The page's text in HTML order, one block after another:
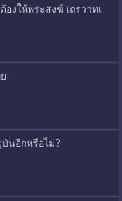
ให้พระสงฆ์ เถรวาทเ
นอีกหรือไม่?